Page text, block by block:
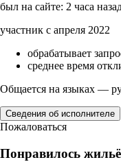
был на сайте: 2 часа
участник с апреля 2022
обрабатывает
среднее время
Общается на языках —
Сведения об исполнителе
Пожаловаться
Понравилось